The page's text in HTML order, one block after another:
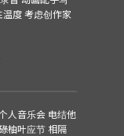
温度 考虑创作家
人音乐会 电结他
柚叶应节 相隔